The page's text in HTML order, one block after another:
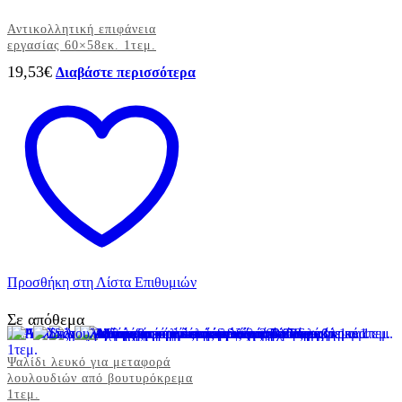
Αντικολλητική επιφάνεια
εργασίας 60×58εκ. 1τεμ.
19,53€ Διαβάστε περισσότερα
Προσθήκη στη Λίστα Επιθυμιών
Σε απόθεμα
Ψαλίδι λευκό για μεταφορά
λουλουδιών από βουτυρόκρεμα
1τεμ.